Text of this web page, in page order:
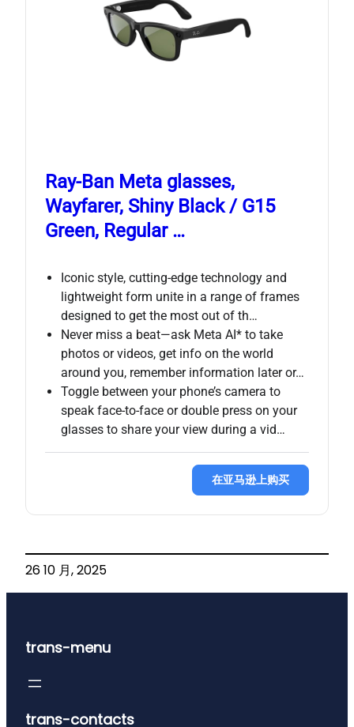
Ray-Ban Meta glasses,
Wayfarer, Shiny Black / G15
Green, Regular …
Iconic style, cutting-edge technology and
lightweight form unite in a range of frames
designed to get the most out of th…
Never miss a beat—ask Meta AI* to take
photos or videos, get info on the world
around you, remember information later or…
Toggle between your phone’s camera to
speak face-to-face or double press on your
glasses to share your view during a vid…
在亚马逊上购买
26 10 月, 2025
trans-menu
trans-contacts